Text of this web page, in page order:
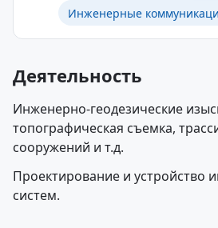
Инженерные
Деятельность
Инженерно-геодезические
топографическая съемка,
сооружений и т.д.
Проектирование и устройство
систем.